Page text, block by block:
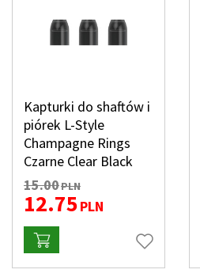
Kapturki do shaftów i
piórek L-Style
Champagne Rings
Czarne Clear Black
15.00PLN
12.75PLN